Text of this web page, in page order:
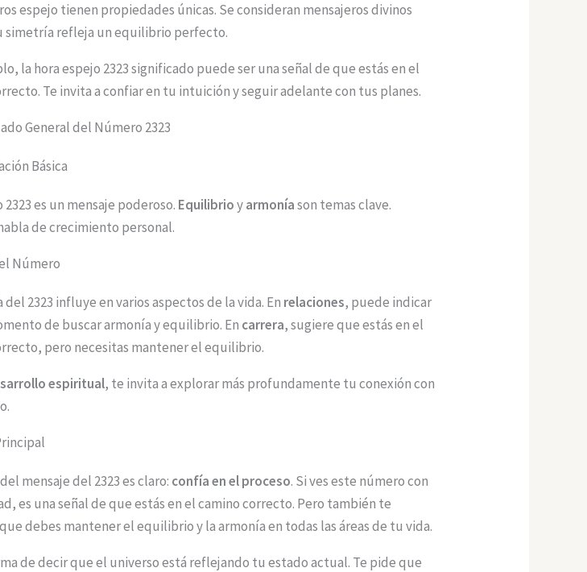
espejo tienen propiedades únicas. Se consideran mensajeros divinos
simetría refleja un equilibrio perfecto.
la hora espejo 2323 significado puede ser una señal de que estás en el
Te invita a confiar en tu intuición y seguir adelante con tus planes.
General del Número 2323
Básica
2323 es un mensaje poderoso. Equilibrioyarmoníason temas clave.
de crecimiento personal.
Número
del 2323 influye en varios aspectos de la vida. En relaciones, puede indicar
de buscar armonía y equilibrio. En carrera, sugiere que estás en el
pero necesitas mantener el equilibrio.
espiritual, te invita a explorar más profundamente tu conexión con
mensaje del 2323 es claro: confía en el proceso. Si ves este número con
es una señal de que estás en el camino correcto. Pero también te
debes mantener el equilibrio y la armonía en todas las áreas de tu vida.
de decir que el universo está reflejando tu estado actual. Te pide que